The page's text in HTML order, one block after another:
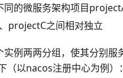
同的微服务架构项目
projectC之间相对独立
实例两两分组，使其分别
以nacos注册中心为例）：